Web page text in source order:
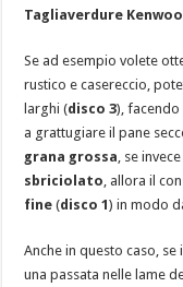
Tagliaverdure
Se ad esempio volete
rustico e casereccio,
larghi (disco 3),
a grattugiare il pane
grana grossa , se
sbriciolato , allora il
fine (disco 1) in modo
Anche in questo caso,
una passata nelle lame